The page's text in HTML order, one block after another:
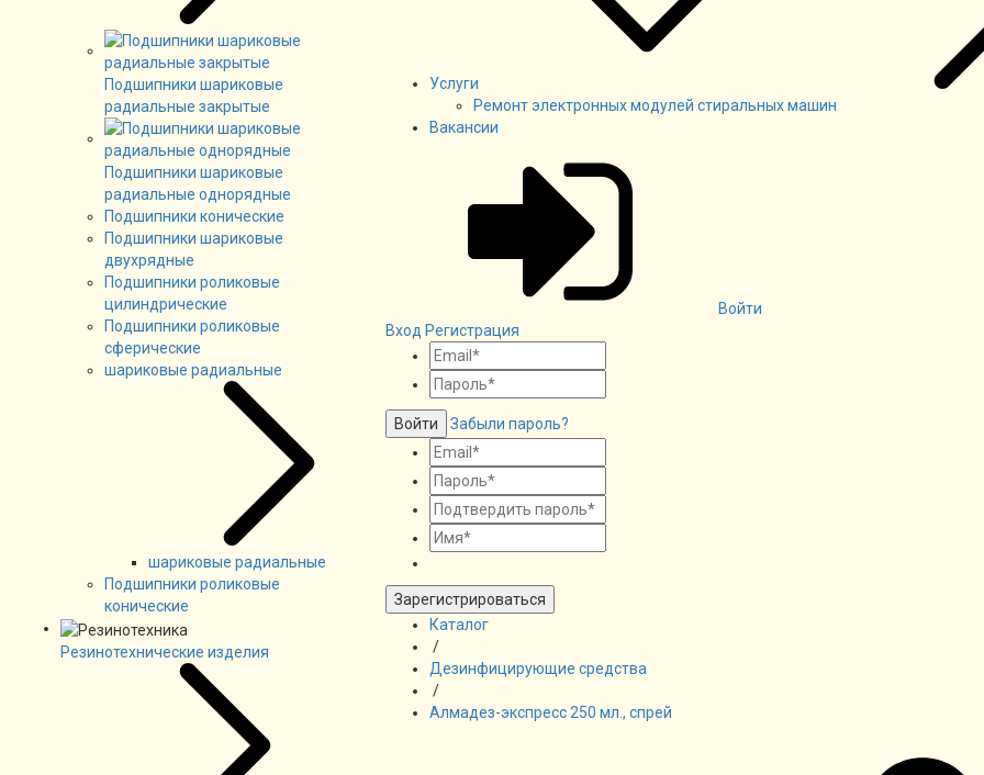
Подшипники шариковые
радиальные закрытые
Подшипники шариковые
радиальные однорядные
Подшипники конические
Подшипники шариковые
двухрядные
Подшипники роликовые
цилиндрические
Подшипники роликовые
сферические
шариковые радиальные
шариковые радиальные
Подшипники роликовые
конические
Резинотехнические изделия
Услуги
Ремонт электронных модулей стиральных машин
Вакансии
Войти
Вход Регистрация
Войти Забыли пароль?
Зарегистрироваться
Каталог
/
Дезинфицирующие средства
/
Алмадез-экспресс 250 мл., спрей